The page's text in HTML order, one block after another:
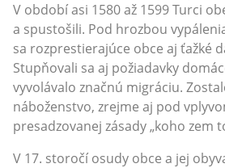
V období asi 1580 až 1599 Turci
a spustošili. Pod hrozbou
sa rozprestierajúce obce aj ťažké
Stupňovali sa aj požiadavky
vyvolávalo značnú migráciu.
náboženstvo, zrejme aj pod
presadzovanej zásady „koho zem
V 17. storočí osudy obce a jej